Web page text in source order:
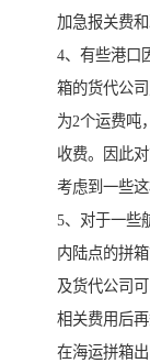
加急报关费和
4、有些港口
箱的货代公
为2个运费吨
收费。因此
考虑到一些
5、对于一些
内陆点的拼
及货代公司
相关费用后再
在海运拼箱